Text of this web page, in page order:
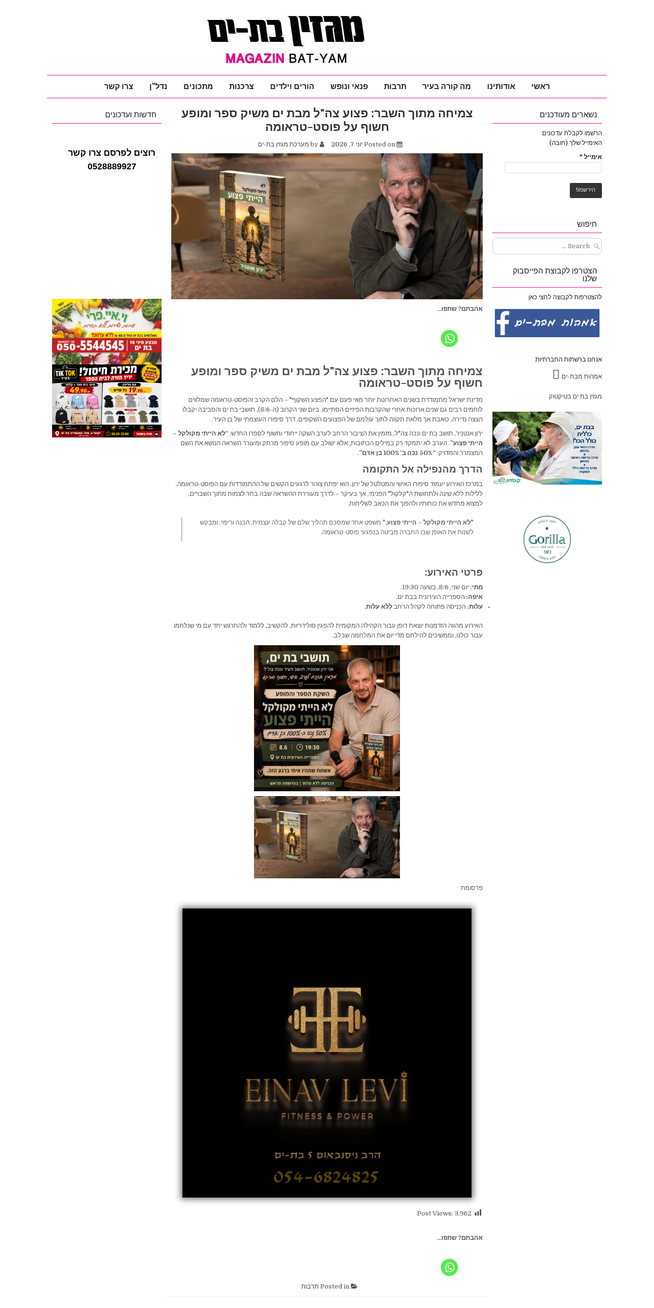
ראשי אודותינו מה קורה בעיר תרבות פנאי ונופש הורים וילדים צרכנות מתכונים נדל"ן צרו קשר
​צמיחה מתוך השבר: פצוע צה"ל מבת ים משיק ספר ומופע
חשוף על פוסט-טראומה
Posted on יוני 7, 2026 by מערכת מגזין בת-ים
אהבתם? שתפו...
​צמיחה מתוך השבר: פצוע צה"ל מבת ים משיק ספר ומופע
חשוף על פוסט-טראומה
​מדינת ישראל מתמודדת בשנים האחרונות יותר מאי פעם עם "הפצע השקוף" – הלם הקרב והפוסט-טראומה שמלווים
לוחמים רבים גם שנים ארוכות אחרי שהקרבות הפיזיים הסתיימו. ביום שני הקרוב (ה-8/6), תושבי בת ים והסביבה יקבלו
הצצה נדירה, כואבת אך מלאת תקווה לתוך עולמם של הפצועים השקופים, דרך סיפורו העוצמתי של בן העיר.
​ירון אנטניר, תושב בת ים ונכה צה"ל, מזמין את הציבור הרחב לערב השקה ייחודי וחשוף לספרו החדש: “לא הייתי מקולקל –
הייתי פצוע”. הערב לא יתמקד רק במילים הכתובות, אלא ישולב עם מופע סיפור מרתק ומעורר השראה הנושא את השם
המצמרר והמדויק: “50% נכה ב־100% בן אדם” .
​הדרך מהנפילה אל התקומה
​במרכז האירוע יעמוד סיפורו האישי והמטלטל של ירון. הוא יפתח צוהר לרגעים הקשים של ההתמודדות עם הפוסט-טראומה,
ללילות ללא שינה ולתחושת ה"קלקול" הפנימי, אך בעיקר – לדרך מעוררת ההשראה שבה בחר לצמוח מתוך השברים,
למצוא מחדש את כוחותיו ולהפוך את הכאב לשליחות.
"לא הייתי מקולקל – הייתי פצוע." משפט אחד שמסכם תהליך שלם של קבלה עצמית, הבנה וריפוי, ומבקש
לשנות את האופן שבו החברה מביטה בנפגעי פוסט-טראומה.
​פרטי האירוע:
מתי: יום שני, 8/6, בשעה 19:30.
איפה: הספרייה העירונית בבת ים.
עלות: הכניסה פתוחה לקהל הרחב ללא עלות.
​האירוע מהווה הזדמנות יוצאת דופן עבור הקהילה המקומית להפגין סולידריות, להקשיב, ללמוד ולהתרגש יחד עם מי שנלחמו
עבור כולנו, וממשיכים להילחם מדי יום את המלחמה שבלב.
פרסומת
Post Views: 3,962
אהבתם? שתפו...
תרבות
חדשות ועדכונים
רוצים לפרסם צרו קשר
0528889927
נשארים מעודכנים
הרשמו לקבלת עדכונים
האימייל שלך (חובה)
אימייל *
חיפוש
Search
for:
הצטרפו לקבוצת הפייסבוק
שלנו
להצטרפות לקבוצה לחצי כאן
אנחנו ברשתות החברתיות
אמהות מבת-ים
מגזין בת ים בטיקטוק